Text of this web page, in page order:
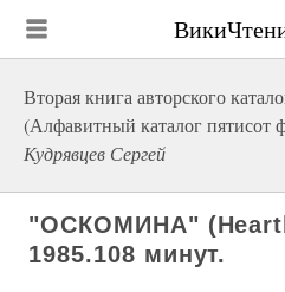
Вторая книга авторского
(Алфавитный каталог пятисот
Кудрявцев Сергей
"ОСКОМИНА"
1985.108 минут.